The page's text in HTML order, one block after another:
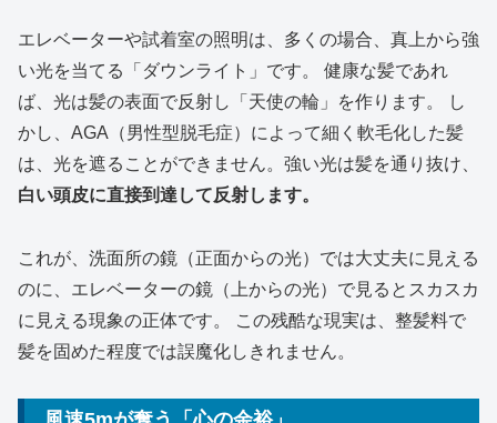
エレベーターや試着室の照明は、多くの場合、真上から強
い光を当てる「ダウンライト」です。 健康な髪であれ
ば、光は髪の表面で反射し「天使の輪」を作ります。 し
かし、AGA（男性型脱毛症）によって細く軟毛化した髪
は、光を遮ることができません。強い光は髪を通り抜け、
白い頭皮に直接到達して反射します。
これが、洗面所の鏡（正面からの光）では大丈夫に見える
のに、エレベーターの鏡（上からの光）で見るとスカスカ
に見える現象の正体です。 この残酷な現実は、整髪料で
髪を固めた程度では誤魔化しきれません。